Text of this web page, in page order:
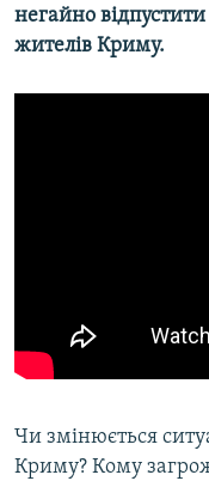
негайно
жителів Криму.
Чи змінюється
Криму? Кому